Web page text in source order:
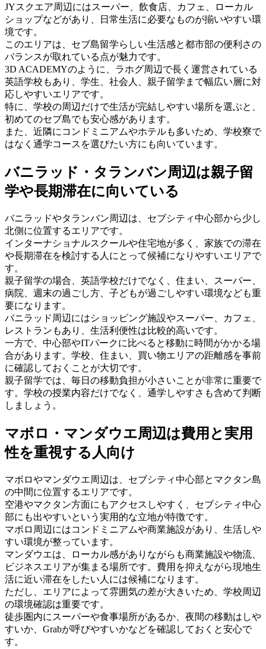
JYスクエア周辺にはスーパー、飲食店、カフェ、ローカル
ショップなどがあり、日常生活に必要なものが揃いやすい環
境です。
このエリアは、セブ島留学らしい生活感と都市部の便利さの
バランスが取れている点が魅力です。
3D ACADEMYのように、ラホグ周辺で長く運営されている
英語学校もあり、学生、社会人、親子留学まで幅広い層に対
応しやすいエリアです。
特に、学校の周辺だけで生活が完結しやすい場所を選ぶと、
初めてのセブ島でも安心感があります。
また、近隣にコンドミニアムやホテルも多いため、学校寮で
はなく通学コースを選びたい方にも向いています。
バニラッド・タランバン周辺は親子留
学や長期滞在に向いている
バニラッドやタランバン周辺は、セブシティ中心部から少し
北側に位置するエリアです。
インターナショナルスクールや住宅地が多く、家族での滞在
や長期滞在を検討する人にとって候補になりやすいエリアで
す。
親子留学の場合、英語学校だけでなく、住まい、スーパー、
病院、週末の過ごし方、子どもが過ごしやすい環境なども重
要になります。
バニラッド周辺にはショッピング施設やスーパー、カフェ、
レストランもあり、生活利便性は比較的高いです。
一方で、中心部やITパークに比べると移動に時間がかかる場
合があります。学校、住まい、買い物エリアの距離感を事前
に確認しておくことが大切です。
親子留学では、毎日の移動負担が小さいことが非常に重要で
す。学校の授業内容だけでなく、通学しやすさも含めて判断
しましょう。
マボロ・マンダウエ周辺は費用と実用
性を重視する人向け
マボロやマンダウエ周辺は、セブシティ中心部とマクタン島
の中間に位置するエリアです。
空港やマクタン方面にもアクセスしやすく、セブシティ中心
部にも出やすいという実用的な立地が特徴です。
マボロ周辺にはコンドミニアムや商業施設があり、生活しや
すい環境が整っています。
マンダウエは、ローカル感がありながらも商業施設や物流、
ビジネスエリアが集まる場所です。費用を抑えながら現地生
活に近い滞在をしたい人には候補になります。
ただし、エリアによって雰囲気の差が大きいため、学校周辺
の環境確認は重要です。
徒歩圏内にスーパーや食事場所があるか、夜間の移動はしや
すいか、Grabが呼びやすいかなどを確認しておくと安心で
す。